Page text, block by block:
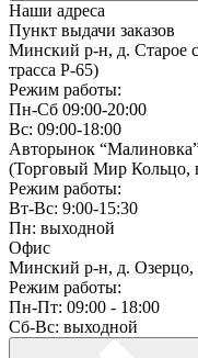
Наши адреса
Пункт выдачи заказов
Минский р-н, д. Старое
трасса P-65)
Режим работы:
Пн-Сб 09:00-20:00
Вс: 09:00-18:00
Авторынок
(Торговый Мир Кольцо,
Режим работы:
Вт-Вс: 9:00-15:30
Пн: выходной
Офис
Минский р-н, д. Озерцо,
Режим работы:
Пн-Пт: 09:00 - 18:00
Сб-Вс: выходной